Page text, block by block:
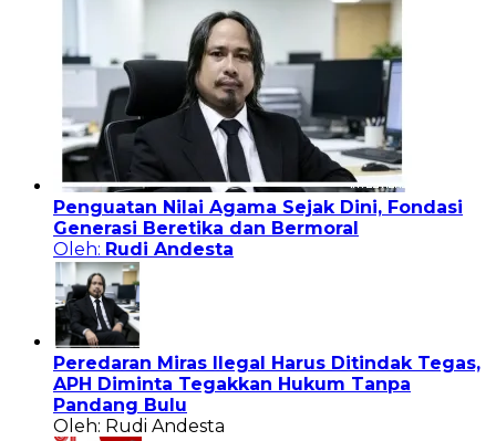
Penguatan Nilai Agama Sejak Dini, Fondasi
Generasi Beretika dan Bermoral
Oleh: Rudi Andesta
Peredaran Miras Ilegal Harus Ditindak Tegas,
APH Diminta Tegakkan Hukum Tanpa
Pandang Bulu
Oleh: Rudi Andesta